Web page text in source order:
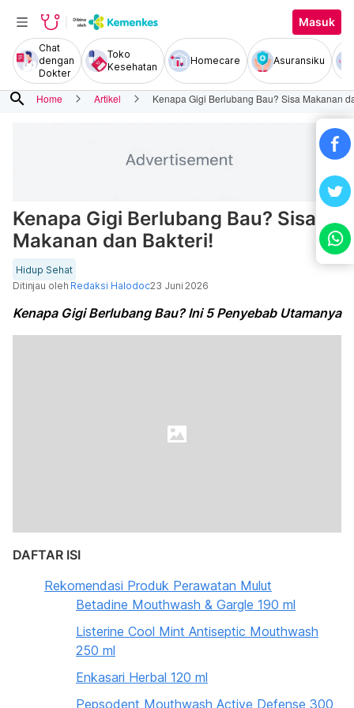
Masuk
Chat
dengan
Dokter
Toko
Kesehatan
Homecare Asuransiku
search Home Artikel Kenapa Gigi Berlubang Bau? Sisa Makanan
Kenapa Gigi Berlubang Bau? Sisa
Makanan dan Bakteri!
Hidup Sehat
Ditinjau oleh Redaksi Halodoc23 Juni 2026
Kenapa Gigi Berlubang Bau? Ini 5 Penyebab Utamanya
DAFTAR ISI
Rekomendasi Produk Perawatan Mulut
Betadine Mouthwash & Gargle 190 ml
Listerine Cool Mint Antiseptic Mouthwash
250 ml
Enkasari Herbal 120 ml
Pepsodent Mouthwash Active Defense 300